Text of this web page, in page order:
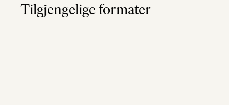
Tilgjengelige formater